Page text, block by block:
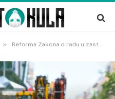
» Reforma Zakona o radu u zastoju: Pauze, naknade i rad nedjeljom izazivaju podjele, hoće li stići pred Parlament